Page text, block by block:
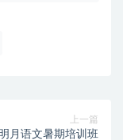
上一篇
月语文暑期培训班